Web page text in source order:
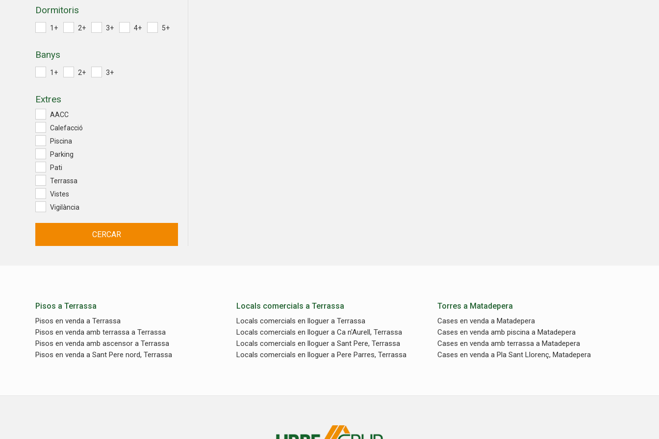
Dormitoris
1+ 2+ 3+ 4+ 5+
Banys
1+ 2+ 3+
Extres
AACC
Calefacció
Piscina
Parking
Pati
Terrassa
Vistes
Vigilància
CERCAR
Pisos a Terrassa
Pisos en venda a Terrassa
Pisos en venda amb terrassa a Terrassa
Pisos en venda amb ascensor a Terrassa
Pisos en venda a Sant Pere nord, Terrassa
Locals comercials a Terrassa
Locals comercials en lloguer a Terrassa
Locals comercials en lloguer a Ca n'Aurell, Terrassa
Locals comercials en lloguer a Sant Pere, Terrassa
Locals comercials en lloguer a Pere Parres, Terrassa
Torres a Matadepera
Cases en venda a Matadepera
Cases en venda amb piscina a Matadepera
Cases en venda amb terrassa a Matadepera
Cases en venda a Pla Sant Llorenç, Matadepera